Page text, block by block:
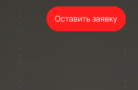
Оставить заявку